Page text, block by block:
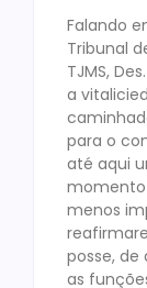
Falando
Tribunal
TJMS,
a
para o
até aqui
menos
posse,
as